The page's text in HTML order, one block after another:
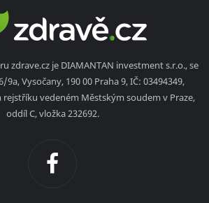
zdrave.cz je DIAMANTAN investment s.r.o., se
9a, Vysočany, 190 00 Praha 9, IČ: 03494349,
vedeném Městským soudem v Praze,
oddíl C, vložka 232692.